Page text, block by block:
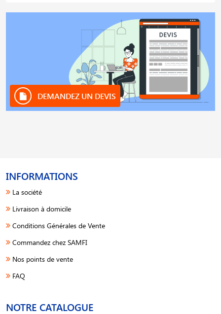
DEMANDEZ UN DEVIS
INFORMATIONS
La société
Livraison à domicile
Conditions Générales de Vente
Commandez chez SAMFI
Nos points de vente
FAQ
NOTRE CATALOGUE